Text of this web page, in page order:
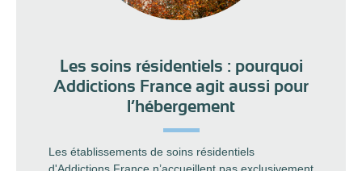
Les soins résidentiels : pourquoi
Addictions France agit aussi pour
l’hébergement
Les établissements de soins résidentiels